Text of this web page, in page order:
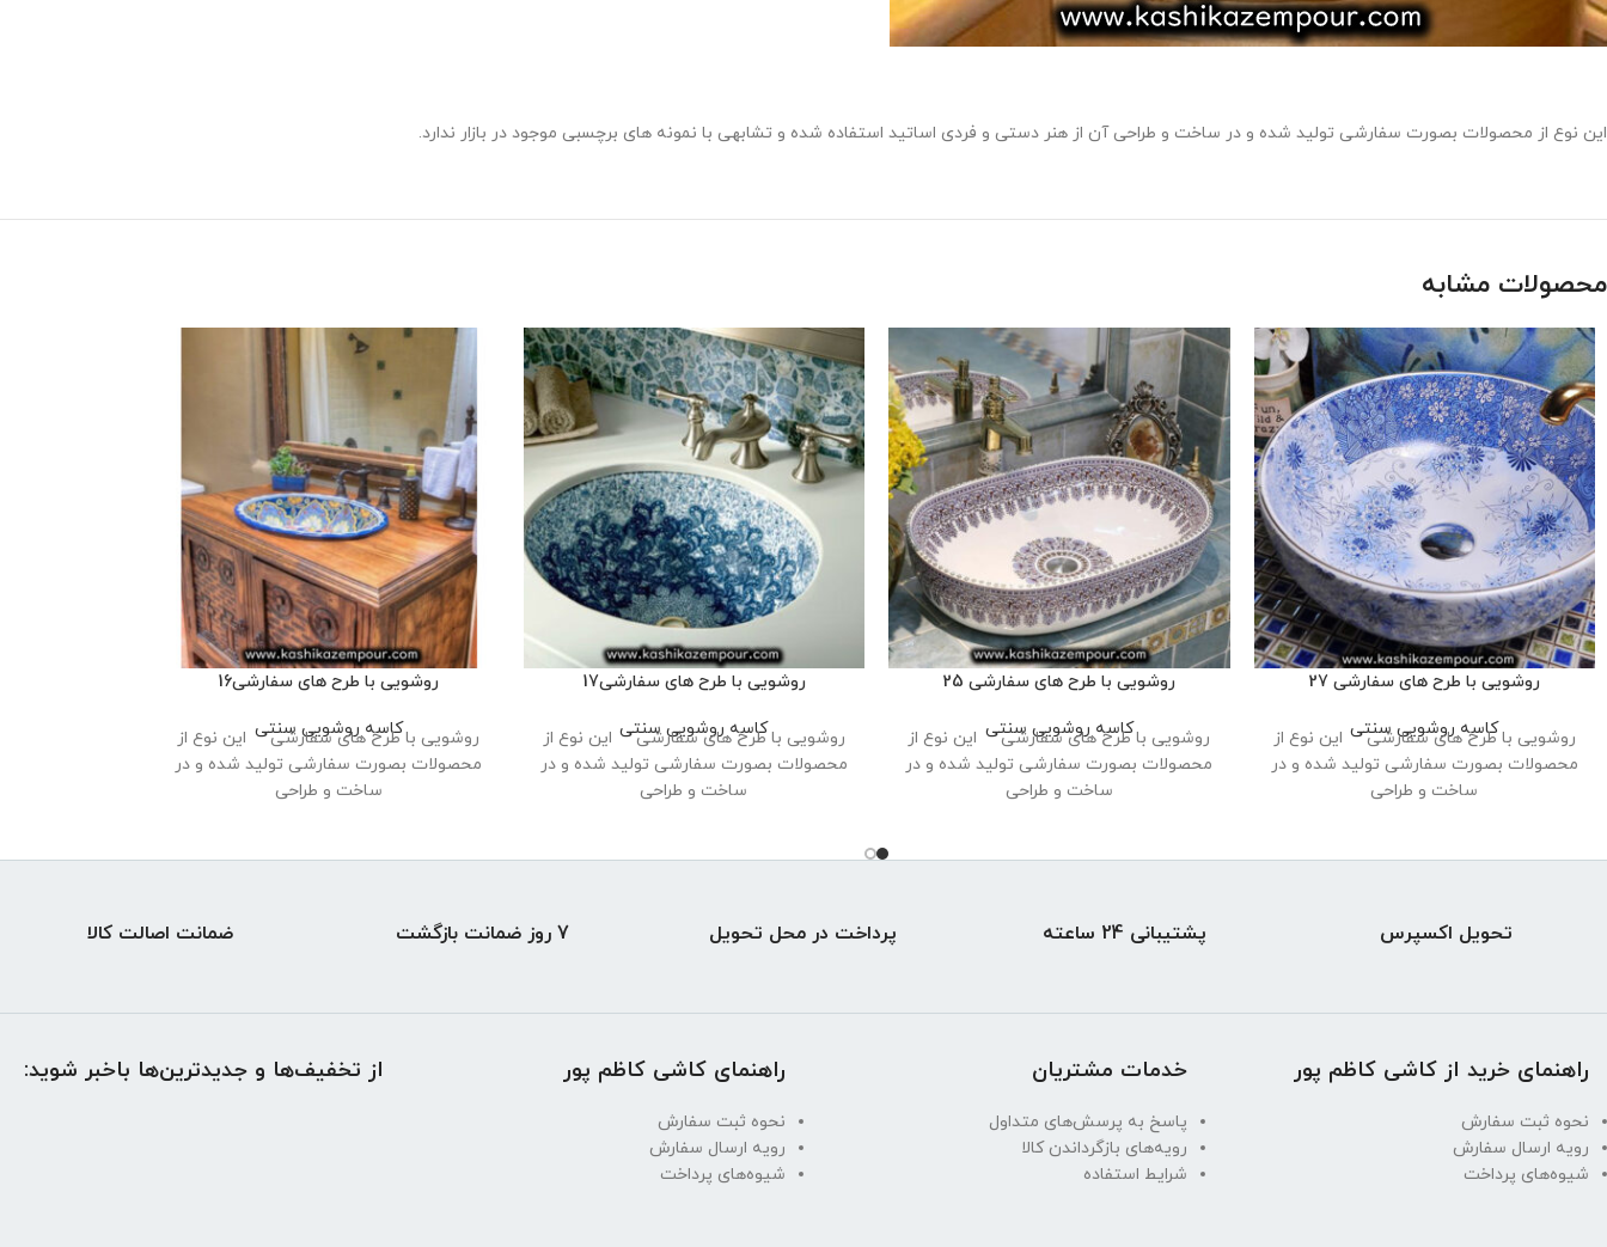
این نوع از محصولات بصورت سفارشی تولید شده و در ساخت و طراحی آن از هنر دستی و فردی اساتید استفاده شده و تشابهی با نمونه های برچسبی موجود در بازار ندارد.
محصولات مشابه
روشویی با طرح های سفارشی 27
کاسه روشویی سنتی
روشویی با طرح های سفارشی این نوع از
محصولات بصورت سفارشی تولید شده و در
ساخت و طراحی
روشویی با طرح های سفارشی 25
کاسه روشویی سنتی
روشویی با طرح های سفارشی این نوع از
محصولات بصورت سفارشی تولید شده و در
ساخت و طراحی
روشویی با طرح های سفارشی17
کاسه روشویی سنتی
روشویی با طرح های سفارشی این نوع از
محصولات بصورت سفارشی تولید شده و در
ساخت و طراحی
روشویی با طرح های سفارشی16
کاسه روشویی سنتی
روشویی با طرح های سفارشی این نوع از
محصولات بصورت سفارشی تولید شده و در
ساخت و طراحی
ضمانت اصالت کالا 7 روز ضمانت بازگشت پرداخت در محل تحویل پشتیبانی 24 ساعته تحویل اکسپرس
از تخفیف‌ها و جدیدترین‌ها باخبر شوید: راهنمای کاشی کاظم پور
نحوه ثبت سفارش
رویه ارسال سفارش
شیوه‌های پرداخت
خدمات مشتریان
پاسخ به پرسش‌های متداول
رویه‌های بازگرداندن کالا
شرایط استفاده
راهنمای خرید از کاشی کاظم پور
نحوه ثبت سفارش
رویه ارسال سفارش
شیوه‌های پرداخت